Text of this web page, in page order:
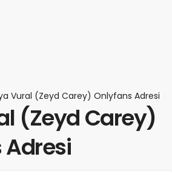
Vural (Zeyd Carey) Onlyfans Adresi
(Zeyd Carey)